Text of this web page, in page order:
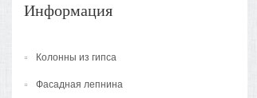
Информация
Колонны из гипса
Фасадная лепнина